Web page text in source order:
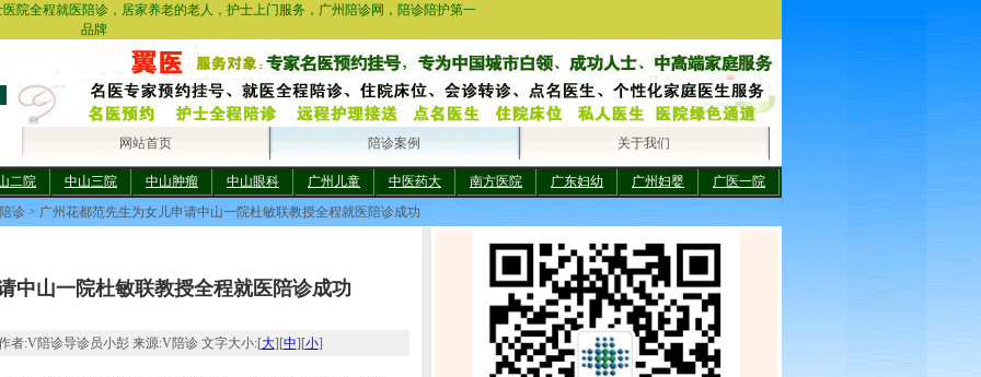
院全程就医陪诊，居家养老的老人，护士上门服务，广州陪诊网，陪诊陪护第一
品牌
网站首页 陪诊案例 关于我们
二院 中山三院 中山肿瘤 中山眼科 广州儿童 中医药大 南方医院 广东妇幼 广州妇婴
广医一院
诊 > 广州花都范先生为女儿申请中山一院杜敏联教授全程就医陪诊成功
中山一院杜敏联教授全程就医陪诊成功
者:V陪诊导诊员小彭 来源:V陪诊 文字大小:[大][中][小]